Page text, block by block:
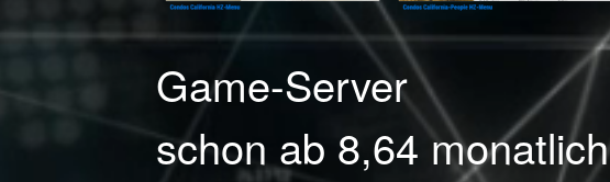
Game-Server
schon ab 8,64 monatlich